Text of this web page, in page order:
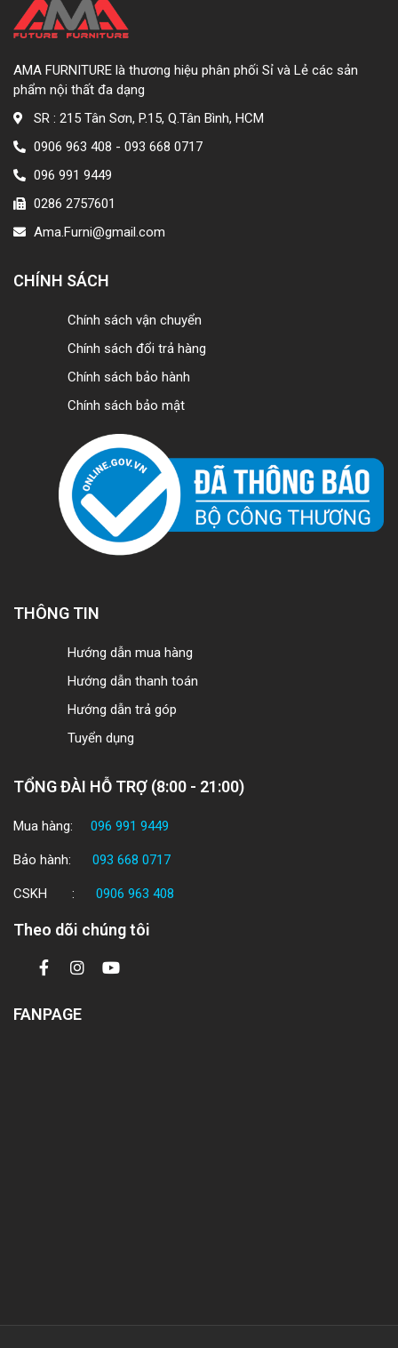
AMA FURNITURE là thương hiệu phân phối Sỉ và Lẻ các sản
phẩm nội thất đa dạng
SR : 215 Tân Sơn, P.15, Q.Tân Bình, HCM
0906 963 408 - 093 668 0717
096 991 9449
0286 2757601
Ama.Furni@gmail.com
CHÍNH SÁCH
Chính sách vận chuyển
Chính sách đổi trả hàng
Chính sách bảo hành
Chính sách bảo mật
THÔNG TIN
Hướng dẫn mua hàng
Hướng dẫn thanh toán
Hướng dẫn trả góp
Tuyển dụng
TỔNG ĐÀI HỖ TRỢ (8:00 - 21:00)
Mua hàng: 096 991 9449
Bảo hành: 093 668 0717
CSKH : 0906 963 408
Theo dõi chúng tôi
FANPAGE